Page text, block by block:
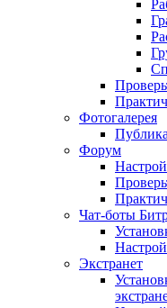
Фотогалерея
Форум
Чат-боты
Экстранет